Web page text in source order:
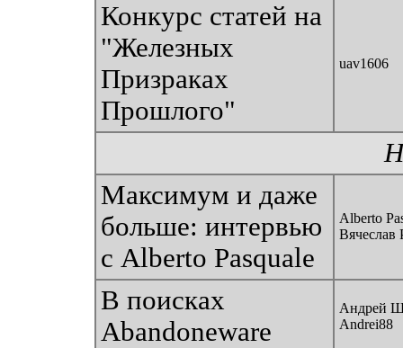
Конкурс статей на
"Железных
Призраках
Прошлого"
uav1606
Максимум и даже
больше: интервью
с Alberto Pasquale
Alberto
Вячеслав
В поисках
Abandoneware
Андрей
Andrei88